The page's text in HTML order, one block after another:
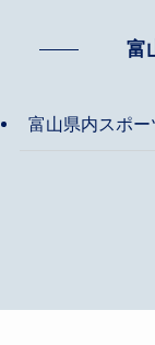
富
富山県内スポ